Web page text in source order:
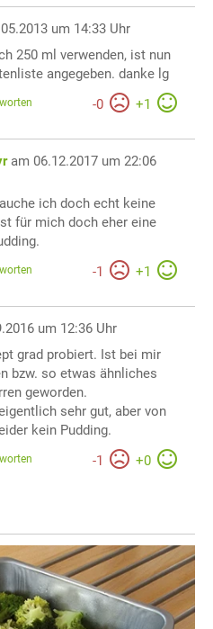
um 14:33 Uhr
250 ml verwenden, ist nun
angegeben. danke lg
-0 +1
am 06.12.2017 um 22:06
ich doch echt keine
für mich doch eher eine
-1 +1
um 12:36 Uhr
grad probiert. Ist bei mir
bzw. so etwas ähnliches
geworden.
sehr gut, aber von
kein Pudding.
-1 +0